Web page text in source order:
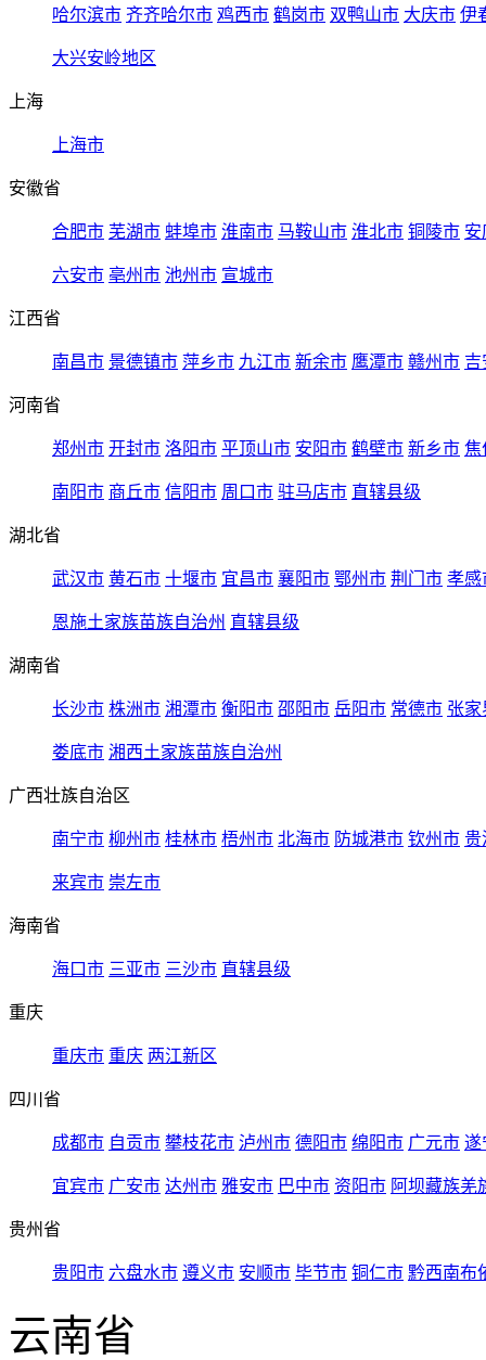
哈尔滨市 齐齐哈尔市 鸡西市 鹤岗市 双鸭山市 大庆市 伊
大兴安岭地区
上海
上海市
安徽省
合肥市 芜湖市 蚌埠市 淮南市 马鞍山市 淮北市 铜陵市 安
六安市 亳州市 池州市 宣城市
江西省
南昌市 景德镇市 萍乡市 九江市 新余市 鹰潭市 赣州市 吉
河南省
郑州市 开封市 洛阳市 平顶山市 安阳市 鹤壁市 新乡市 焦
南阳市 商丘市 信阳市 周口市 驻马店市 直辖县级
湖北省
武汉市 黄石市 十堰市 宜昌市 襄阳市 鄂州市 荆门市 孝感
恩施土家族苗族自治州 直辖县级
湖南省
长沙市 株洲市 湘潭市 衡阳市 邵阳市 岳阳市 常德市 张家
娄底市 湘西土家族苗族自治州
广西壮族自治区
南宁市 柳州市 桂林市 梧州市 北海市 防城港市 钦州市 贵
来宾市 崇左市
海南省
海口市 三亚市 三沙市 直辖县级
重庆
重庆市 重庆 两江新区
四川省
成都市 自贡市 攀枝花市 泸州市 德阳市 绵阳市 广元市 遂
宜宾市 广安市 达州市 雅安市 巴中市 资阳市 阿坝藏族羌
贵州省
贵阳市 六盘水市 遵义市 安顺市 毕节市 铜仁市 黔西南布
云南省